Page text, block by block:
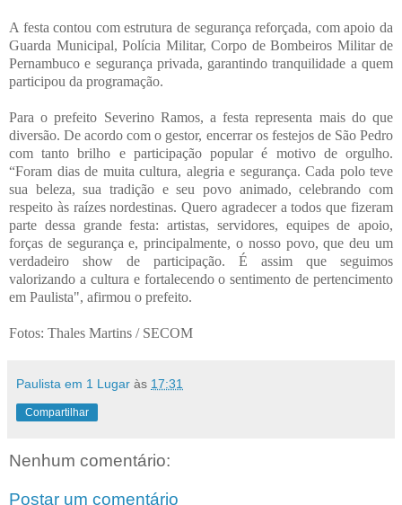
A festa contou com estrutura de segurança reforçada, com apoio da
Guarda Municipal, Polícia Militar, Corpo de Bombeiros Militar de
Pernambuco e segurança privada, garantindo tranquilidade a quem
participou da programação.
Para o prefeito Severino Ramos, a festa representa mais do que
diversão. De acordo com o gestor, encerrar os festejos de São Pedro
com tanto brilho e participação popular é motivo de orgulho.
“Foram dias de muita cultura, alegria e segurança. Cada polo teve
sua beleza, sua tradição e seu povo animado, celebrando com
respeito às raízes nordestinas. Quero agradecer a todos que fizeram
parte dessa grande festa: artistas, servidores, equipes de apoio,
forças de segurança e, principalmente, o nosso povo, que deu um
verdadeiro show de participação. É assim que seguimos
valorizando a cultura e fortalecendo o sentimento de pertencimento
em Paulista", afirmou o prefeito.
Fotos: Thales Martins / SECOM
Paulista em 1 Lugar às 17:31
Compartilhar
Nenhum comentário:
Postar um comentário